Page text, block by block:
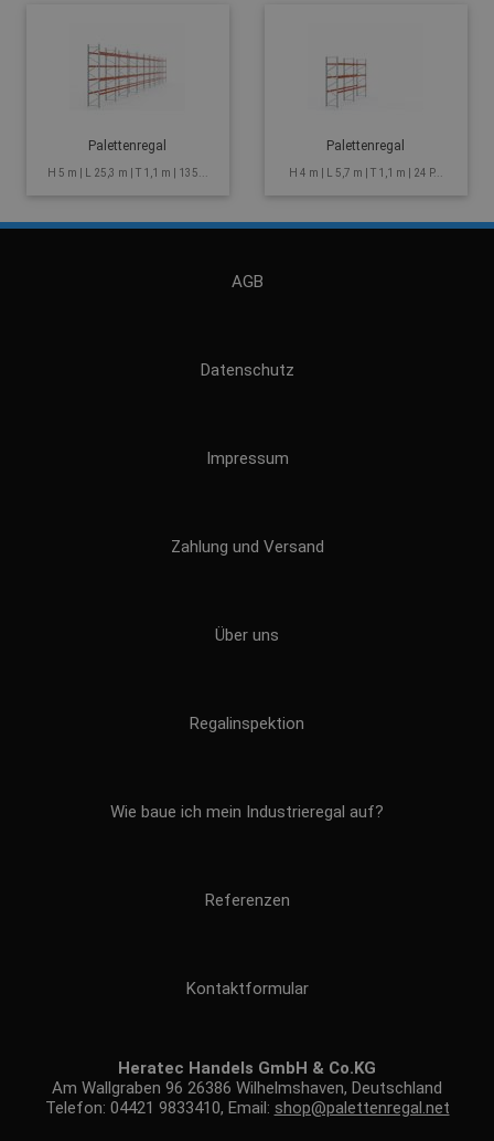
Palettenregal
H 5 m | L 25,3 m | T 1,1 m | 135...
Palettenregal
H 4 m | L 5,7 m | T 1,1 m | 24 P...
AGB
Datenschutz
Impressum
Zahlung und Versand
Über uns
Regalinspektion
Wie baue ich mein Industrieregal auf?
Referenzen
Kontaktformular
Heratec Handels GmbH & Co.KG
Am Wallgraben 96 26386 Wilhelmshaven, Deutschland
Telefon: 04421 9833410, Email: shop@palettenregal.net